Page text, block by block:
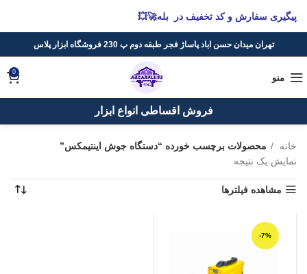
تهران میدان حسن اباد پاساژ فجر طبقه دوم پ 230 فروشگاه ابزار پلاس
منو
0
فروش اقساطی انواع ابزار
خانه
محصولات برچسب خورده “دستگاه جوش اینتیمکس”
نمایش یک نتیجه
مشاهده فیلترها
-7%
پیگیری سفارش و کد تخفیف در بله🚀💥